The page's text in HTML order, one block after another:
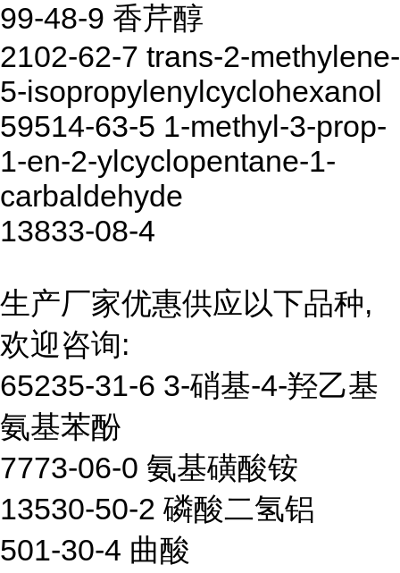
99-48-9 香芹醇
2102-62-7 trans-2-methylene-
5-isopropylenylcyclohexanol
59514-63-5 1-methyl-3-prop-
1-en-2-ylcyclopentane-1-
carbaldehyde
13833-08-4
生产厂家优惠供应以下品种,
欢迎咨询:
65235-31-6 3-硝基-4-羟乙基
氨基苯酚
7773-06-0 氨基磺酸铵
13530-50-2 磷酸二氢铝
501-30-4 曲酸